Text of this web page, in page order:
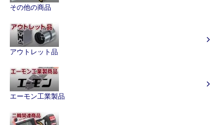
その他の商品
アウトレット品
エーモン工業製品